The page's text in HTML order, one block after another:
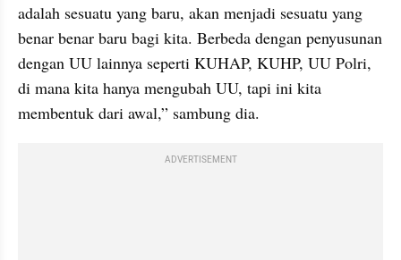
adalah sesuatu yang baru, akan menjadi sesuatu yang
benar benar baru bagi kita. Berbeda dengan penyusunan
dengan UU lainnya seperti KUHAP, KUHP, UU Polri,
di mana kita hanya mengubah UU, tapi ini kita
membentuk dari awal,” sambung dia.
ADVERTISEMENT